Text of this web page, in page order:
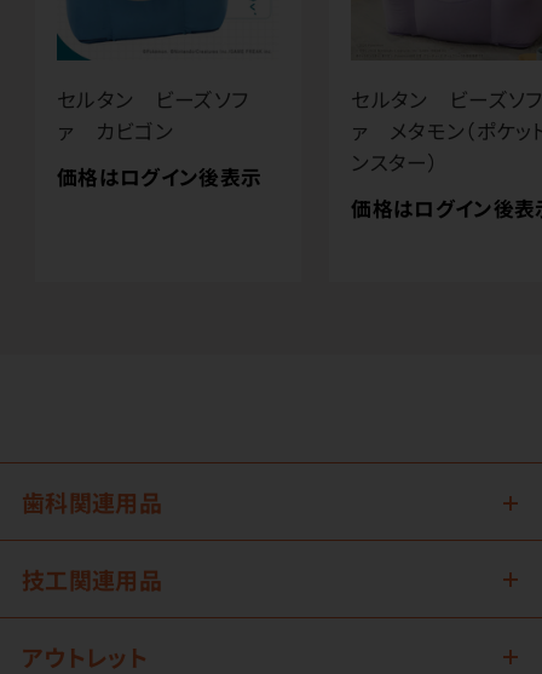
セルタン ビーズソフ
ァ カビゴン
価格はログイン後表示
セルタン ビーズソフ
ァ メタモン（ポケッ
ンスター）
価格はログイン後表
歯科関連用品
技工関連用品
アウトレット